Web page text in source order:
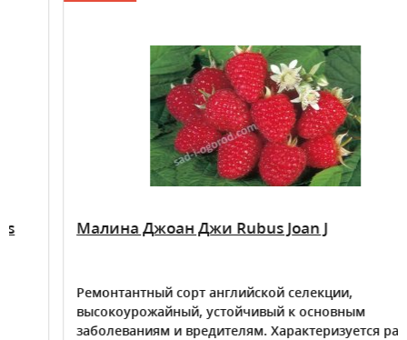
Малина Джоан Джи Rubus Joan J
Ремонтантный сорт английской селекции,
высокоурожайный, устойчивый к основным
заболеваниям и вредителям. Характеризуется ранним